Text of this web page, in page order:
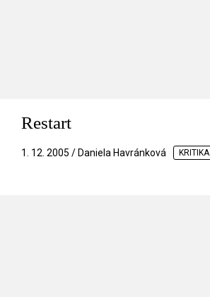
Restart
1. 12. 2005 / Daniela Havránková KRITIKA